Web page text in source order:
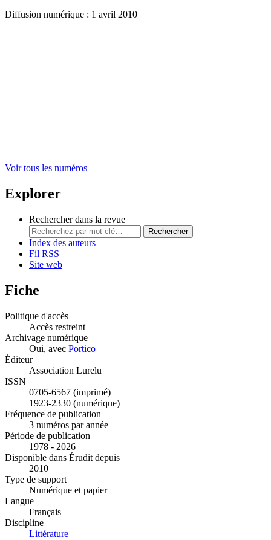
Diffusion numérique : 1 avril 2010
Voir tous les numéros
Explorer
Rechercher dans la revue
Rechercher
Index des auteurs
Fil RSS
Site web
Fiche
Politique d'accès
Accès restreint
Archivage numérique
Oui, avec Portico
Éditeur
Association Lurelu
ISSN
0705-6567 (imprimé)
1923-2330 (numérique)
Fréquence de publication
3 numéros par année
Période de publication
1978 - 2026
Disponible dans Érudit depuis
2010
Type de support
Numérique et papier
Langue
Français
Discipline
Littérature